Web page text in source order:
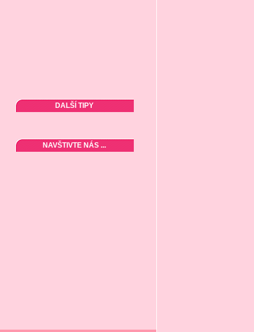
DALŠÍ TIPY
NAVŠTIVTE NÁS ...